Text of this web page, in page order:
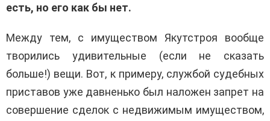
есть, но его как бы нет.
Между тем, с имуществом Якутстроя вообще
творились удивительные (если не сказать
больше!) вещи. Вот, к примеру, службой судебных
приставов уже давненько был наложен запрет на
совершение сделок с недвижимым имуществом,